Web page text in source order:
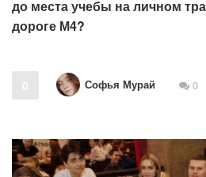
до места учебы на личном
дороге М4?
0 Софья Мурай 0